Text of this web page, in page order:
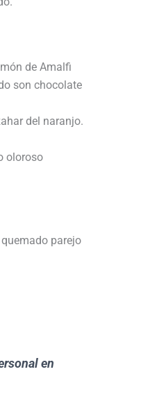
de Amalfi
son chocolate
del naranjo.
oloroso
parejo
en